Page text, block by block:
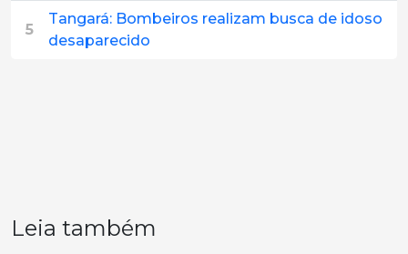
5
Tangará: Bombeiros realizam busca de idoso
desaparecido
Leia também